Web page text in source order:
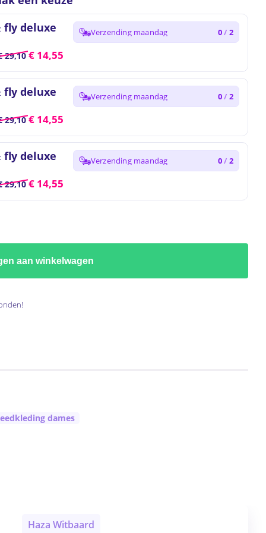
fly deluxe
29,10 € 14,55
Verzending maandag 0/ 2
fly deluxe
29,10 € 14,55
Verzending maandag 0/ 2
fly deluxe
29,10 € 14,55
Verzending maandag 0/ 2
aan winkelwagen
dames
Haza Witbaard